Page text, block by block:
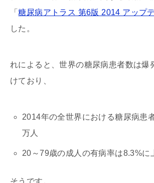
「糖尿病アトラス 第6版 2014 アップ
した。
れによると、世界の糖尿病患者数は爆
けており、
2014年の全世界における糖尿病患
万人
20～79歳の成人の有病率は8.3%に
そうです。